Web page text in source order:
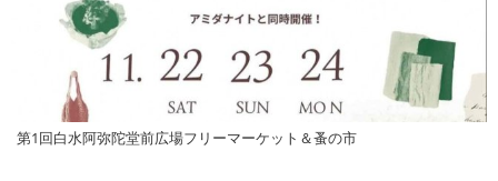
第1回白水阿弥陀堂前広場フリーマーケット＆蚤の市